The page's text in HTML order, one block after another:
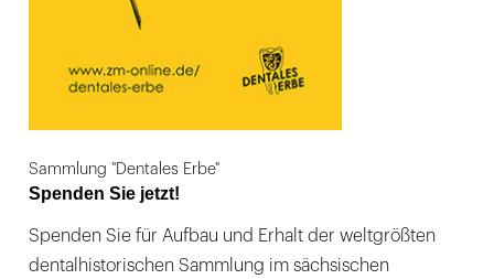
Sammlung "Dentales Erbe"
Spenden Sie jetzt!
Spenden Sie für Aufbau und Erhalt der weltgrößten
dentalhistorischen Sammlung im sächsischen